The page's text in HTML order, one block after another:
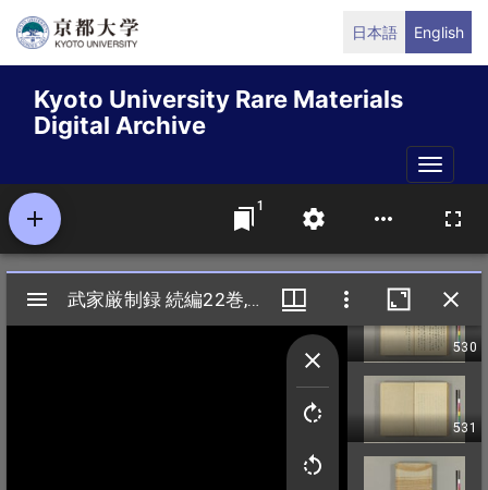
Skip
content
日本語 English
Kyoto University Rare Materials
Digital Archive
Toggle